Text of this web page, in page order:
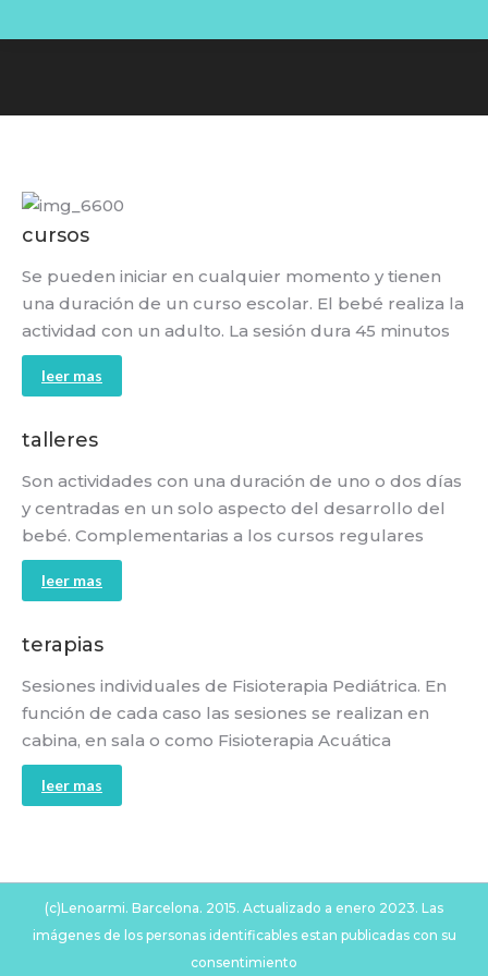
cursos
Se pueden iniciar en cualquier momento y tienen
una duración de un curso escolar. El bebé realiza la
actividad con un adulto. La sesión dura 45 minutos
leer mas
talleres
Son actividades con una duración de uno o dos días
y centradas en un solo aspecto del desarrollo del
bebé. Complementarias a los cursos regulares
leer mas
terapias
Sesiones individuales de Fisioterapia Pediátrica. En
función de cada caso las sesiones se realizan en
cabina, en sala o como Fisioterapia Acuática
leer mas
(c)Lenoarmi. Barcelona. 2015. Actualizado a enero 2023. Las
imágenes de los personas identificables estan publicadas con su
consentimiento